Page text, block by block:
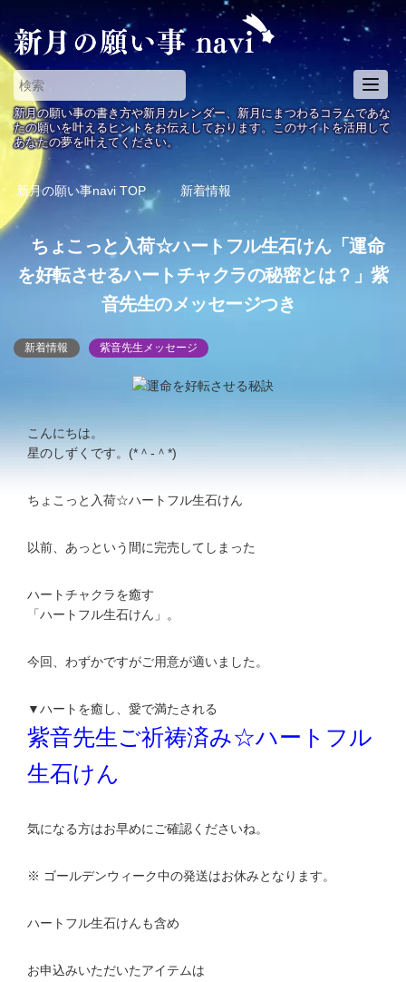
T
o
g
g
e
v
g
新月の願い事の書き方や新月カレンダー、新月にまつわるコラムであな
たの願いを叶えるヒントをお伝えしております。このサイトを活用して
あなたの夢を叶えてください。
新月の願い事navi TOP 新着情報
ちょこっと入荷☆ハートフル生石けん「運命
を好転させるハートチャクラの秘密とは？」紫
音先生のメッセージつき
新着情報 紫音先生メッセージ
こんにちは。
星のしずくです。(*＾-＾*)
ちょこっと入荷☆ハートフル生石けん
以前、あっという間に完売してしまった
ハートチャクラを癒す
「ハートフル生石けん」。
今回、わずかですがご用意が適いました。
▼ハートを癒し、愛で満たされる
紫音先生ご祈祷済み☆ハートフル
生石けん
気になる方はお早めにご確認くださいね。
※ ゴールデンウィーク中の発送はお休みとなります。
ハートフル生石けんも含め
お申込みいただいたアイテムは